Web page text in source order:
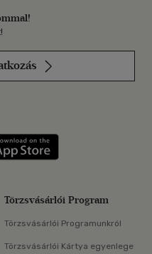
Szerezd meg: Google
Törzsvásárlói Program
Törzsvásárlói Programunkról
Törzsvásárlói Kártya egyenlege